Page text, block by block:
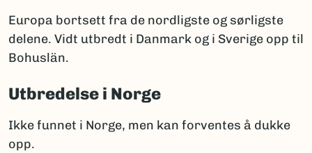
Europa bortsett fra de nordligste og sørligste
delene. Vidt utbredt i Danmark og i Sverige opp til
Bohuslän.
Utbredelse i Norge
Ikke funnet i Norge, men kan forventes å dukke
opp.